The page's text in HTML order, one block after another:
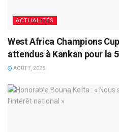
ACTUALITÉS
West Africa Champions
attendus à Kankan pour la
AOÛT 7, 2026